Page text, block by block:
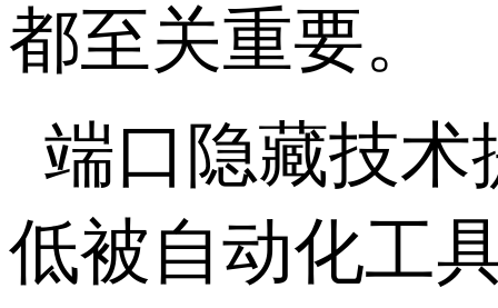
都至关重要。
端口隐藏技术
低被自动化工